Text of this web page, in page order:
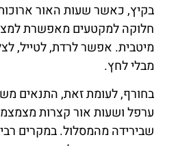
בקיץ, כאשר שעות האור
חלוקה למקטעים מאפשרת
מיטבית. אפשר לרדת, לטייל,
מבלי לחץ.
בחורף, לעומת זאת, התנאים
ערפל ושעות אור קצרות
שבירידה מהמסלול. במקרים